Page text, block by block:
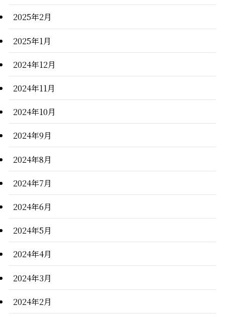
2025年2月
2025年1月
2024年12月
2024年11月
2024年10月
2024年9月
2024年8月
2024年7月
2024年6月
2024年5月
2024年4月
2024年3月
2024年2月